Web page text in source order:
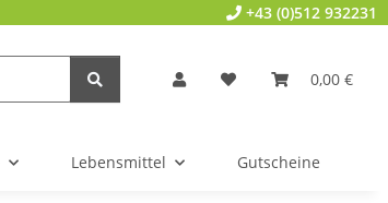
+43 (0)512 932231
0,00 €
Lebensmittel Gutscheine